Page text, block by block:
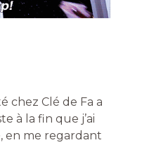
chez Clé de Fa a
à la fin que j’ai
en me regardant